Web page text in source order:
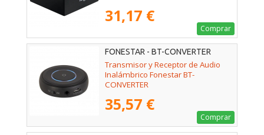
31,17 €
Comprar
FONESTAR - BT-CONVERTER
Transmisor y Receptor de Audio
Inalámbrico Fonestar BT-
CONVERTER
35,57 €
Comprar